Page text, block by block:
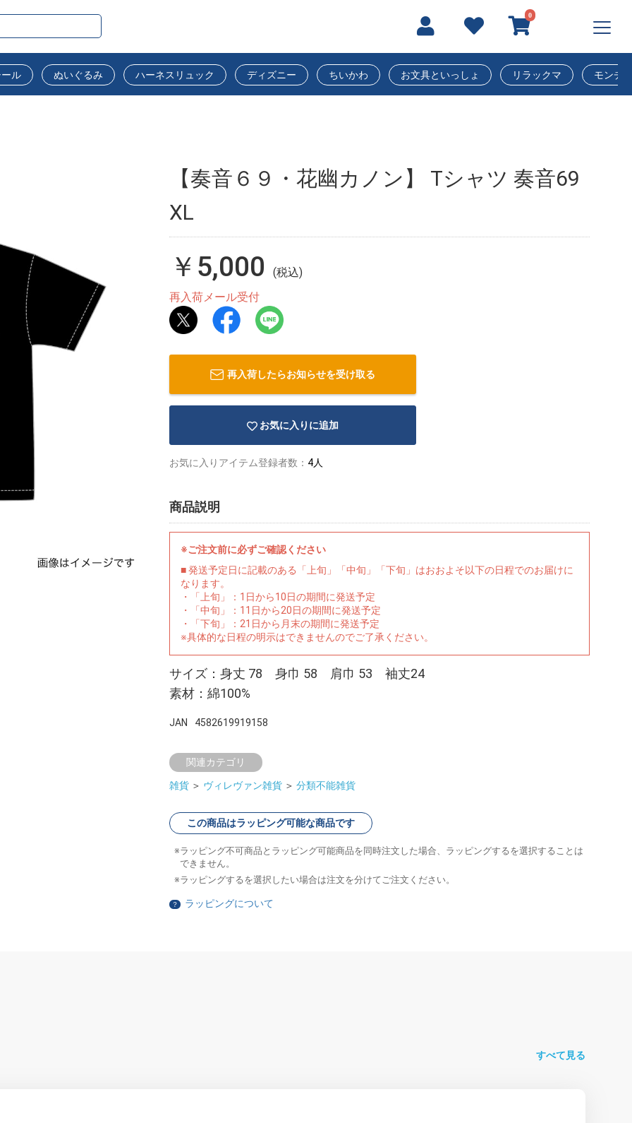
0
ル ぬいぐるみ ハーネスリュック ディズニー ちいかわ お文具といっしょ リラックマ モンチ
【奏音６９・花幽カノン】 Tシャツ 奏音69
XL
￥5,000
(税込)
再入荷メール受付
再入荷したらお知らせを受け取る
お気に入りに追加
お気に入りアイテム登録者数： 4人
商品説明
※ご注文前に必ずご確認ください
■ 発送予定日に記載のある「上旬」「中旬」「下旬」はおおよそ以下の日程でのお届けに
なります。
・「上旬」：1日から10日の期間に発送予定
・「中旬」：11日から20日の期間に発送予定
・「下旬」：21日から月末の期間に発送予定
※具体的な日程の明示はできませんのでご了承ください。
サイズ：身丈 78 身巾 58 肩巾 53 袖丈24
素材：綿100%
JAN 4582619919158
関連カテゴリ
雑貨 ＞ ヴィレヴァン雑貨 ＞ 分類不能雑貨
この商品はラッピング可能な商品です
ラッピング不可商品とラッピング可能商品を同時注文した場合、ラッピングするを選択することは
できません。
ラッピングするを選択したい場合は注文を分けてご注文ください。
？ ラッピングについて
すべて見る